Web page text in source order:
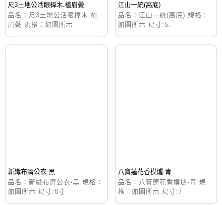
尺3土地公活眼樟木.植眉鬢
品名：尺3土地公活眼樟木.植
眉鬢 規格：如圖所示
江山一統(高底)
品名：江山一統(高底) 規格：
如圖所示 尺寸:5.
新織布濟公衣-黑
品名：新織布濟公衣-黑 規格：
如圖所示 尺寸:8寸
八寶蓮花香模爐-青
品名：八寶蓮花香模爐-青 規
格：如圖所示 尺寸:7